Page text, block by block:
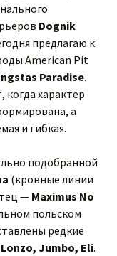
Dognik
предлагаю к
American Pit
Paradise.
когда характер
а
и гибкая.
подобранной
(кровные линии
— Maximus No
польском
редкие
Lonzo, Jumbo, Eli.